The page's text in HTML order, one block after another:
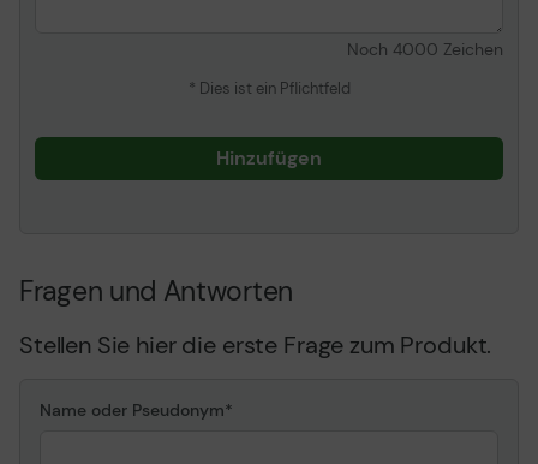
Noch 4000 Zeichen
* Dies ist ein Pflichtfeld
Hinzufügen
Fragen und Antworten
Stellen Sie hier die erste Frage zum Produkt.
Name oder Pseudonym